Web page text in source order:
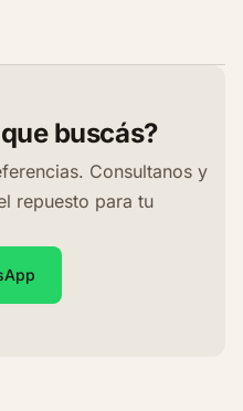
buscás?
Consultanos y
repuesto para tu